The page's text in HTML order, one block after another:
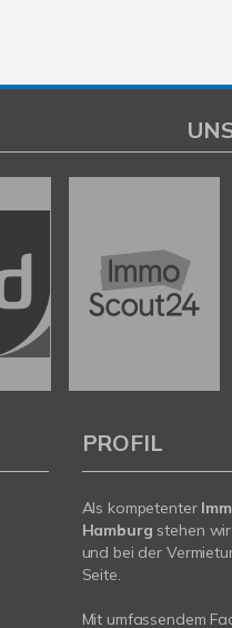
PROFIL
Als kompetenter
Hamburg stehen
und bei der
Seite.
Mit umfassendem